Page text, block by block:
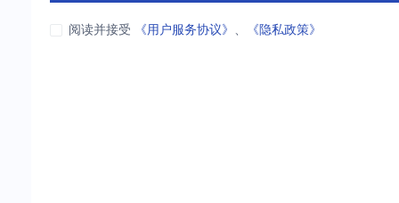
阅读并接受 《用户服务协议》 、 《隐私政策》